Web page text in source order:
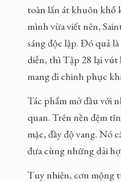
toàn lấn át khuôn khổ
mình vừa viết nên,
sáng độc lập. Đó quả
diễn, thì Tập 28 lại vút
mang đi chinh phục
Tác phẩm mở đầu với
quan. Trên nền đệm
mặc, đầy độ vang. Nó
đưa cùng những dải
Tuy nhiên, cơn mộng